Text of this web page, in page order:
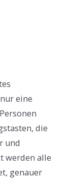
eine
die
und
werden alle
genauer